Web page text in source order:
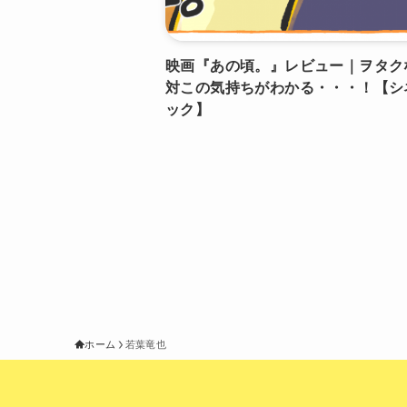
映画『あの頃。』レビュー｜ヲタ
対この気持ちがわかる・・・！【
ック】
ホーム 若葉竜也